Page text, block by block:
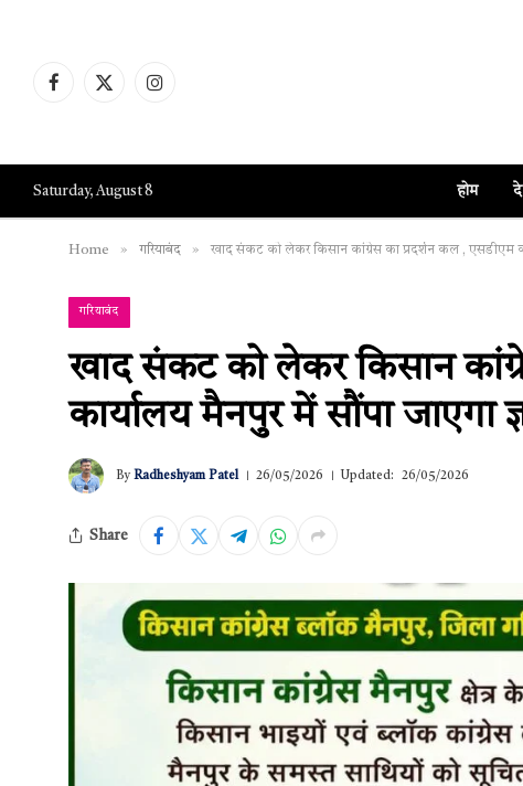
Facebook
X
Instagram
Saturday, August 8 होम
Home » गरियाबंद » खाद संकट को लेकर किसान कांग्रेस का प्रदर्शन कल , एसडीएम
गरियाबंद
खाद संकट को लेकर किसान
कार्यालय मैनपुर में सौंपा जाएगा
By Radheshyam Patel 26/05/2026 Updated: 26/05/2026
Share